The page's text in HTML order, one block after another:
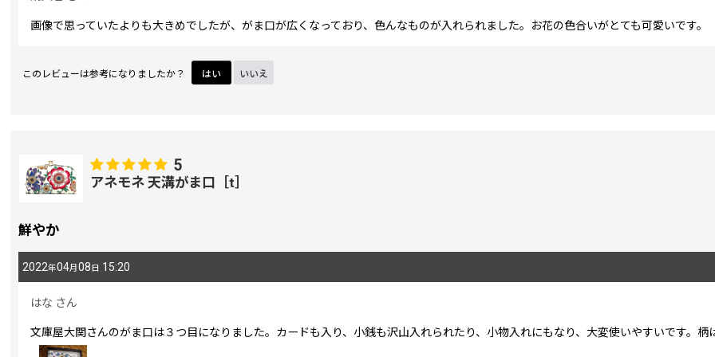
画像で思っていたよりも大きめでしたが、がま口が広くなっており、色んなものが入れられました。お花の色合いがとても可愛いです。
このレビューは参考になりましたか？ はい いいえ
5
アネモネ 天溝がま口［t］
鮮やか
2022年04月 08 日 15:20
はな さん
文庫屋大関さんのがま口は３つ目になりました。カードも入り、小銭も沢山入れられたり、小物入れにもなり、大変使いやすいです。柄